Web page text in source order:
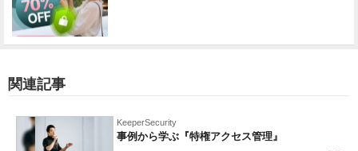
関連記事
KeeperSecurity
事例から学ぶ『特権アクセス管理』